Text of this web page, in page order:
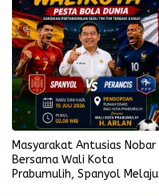
Masyarakat Antusias Nobar
Bersama Wali Kota
Prabumulih, Spanyol Melaju